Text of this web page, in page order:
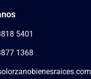
5401
1368